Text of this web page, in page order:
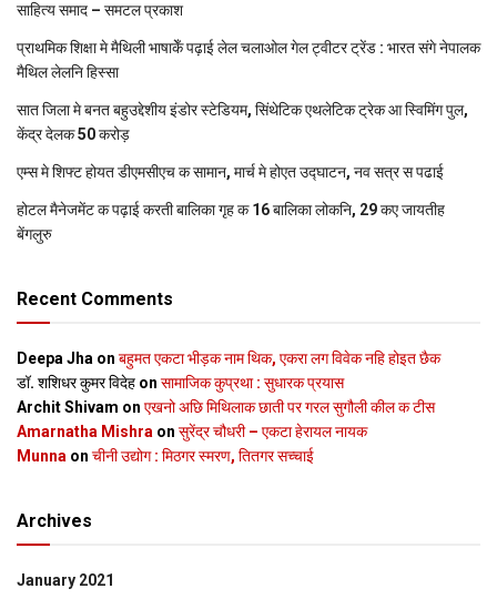
साहित्य समाद – समटल प्रकाश
प्राथमिक शि‍क्षा मे मैथि‍ली भाषाकेँ पढ़ाई लेल चलाओल गेल ट्वीटर ट्रेंड : भारत संगे नेपालक
मैथिल लेलनि हिस्सा
सात जिला मे बनत बहुउद्देशीय इंडोर स्‍टेडि‍यम, सिंथेटिक एथलेटिक ट्रेक आ स्विमिंग पुल,
केंद्र देलक 50 करोड़
एम्स मे शिफ्ट होयत डीएमसीएच क सामान, मार्च मे होएत उद्घाटन, नव सत्र स पढाई
होटल मैनेजमेंट क पढ़ाई करती बालिका गृह क 16 बालिका लोकनि, 29 कए जायतीह
बेंगलुरु
Recent Comments
Deepa Jha on बहुमत एकटा भीड़क नाम थिक, एकरा लग विवेक नहि होइत छैक
डॉ. शशिधर कुमर विदेह on सामाजिक कुप्रथा : सुधारक प्रयास
Archit Shivam on एखनो अछि मिथिलाक छाती पर गरल सुगौली कील क टीस
Amarnatha Mishra on सुरेंद्र चौधरी – एकटा हेरायल नायक
Munna on चीनी उद्योग : मिठगर स्‍मरण, तितगर सच्‍चाई
Archives
January 2021